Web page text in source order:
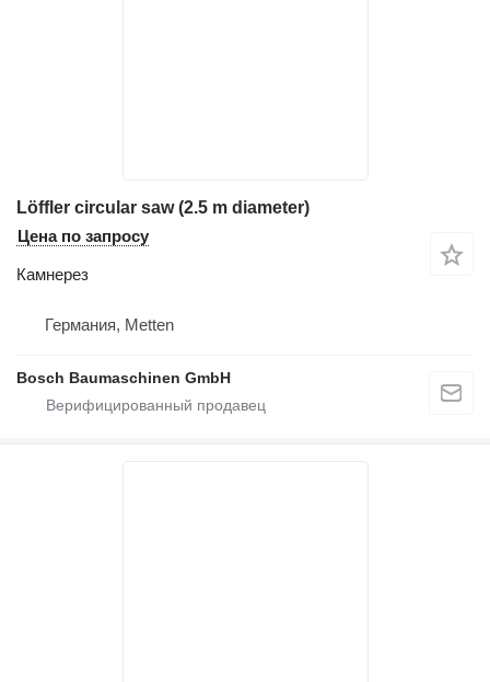
Löffler circular saw (2.5 m diameter)
Цена по запросу
Камнерез
Германия, Metten
Bosch Baumaschinen GmbH